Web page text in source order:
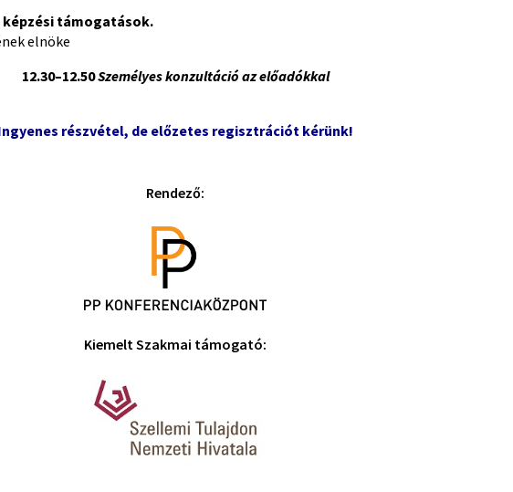
támogatások.
elnöke
12.30–12.50Személyes konzultáció az előadókkal
részvétel, de előzetes regisztrációt kérünk!
Rendező:
Kiemelt Szakmai támogató: